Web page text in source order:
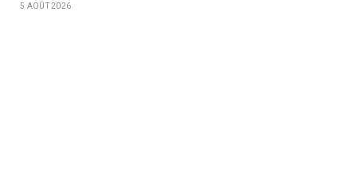
5 AOÛT 2026